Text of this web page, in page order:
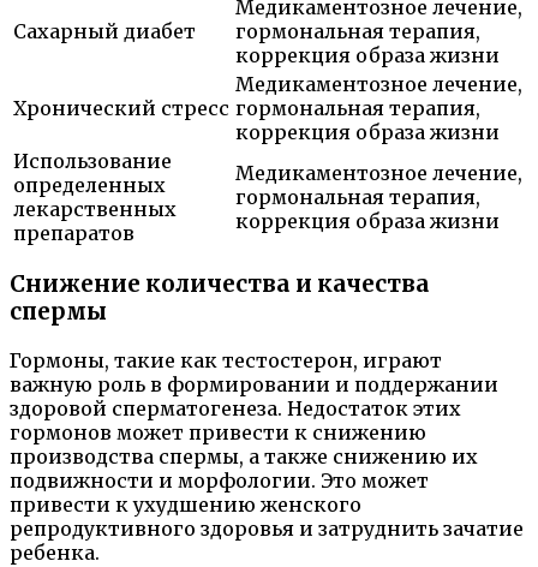
Сахарный диабет
Медикаментозное лечение,
гормональная терапия,
коррекция образа жизни
Хронический стресс
Медикаментозное лечение,
гормональная терапия,
коррекция образа жизни
Использование
определенных
лекарственных
препаратов
Медикаментозное лечение,
гормональная терапия,
коррекция образа жизни
Снижение количества и качества
спермы
Гормоны, такие как тестостерон, играют
важную роль в формировании и поддержании
здоровой сперматогенеза. Недостаток этих
гормонов может привести к снижению
производства спермы, а также снижению их
подвижности и морфологии. Это может
привести к ухудшению женского
репродуктивного здоровья и затруднить зачатие
ребенка.